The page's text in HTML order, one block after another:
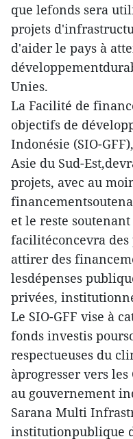
que lefonds sera
projets
d'aider le pays à
Unies.
La Facilité de
objectifs de
Indonésie (SIO-
Asie du Sud-
projets, avec au
et le reste soutenant
facilitéconcevra
attirer des
lesdépenses
privées,
Le SIO-GFF vise à
fonds investis
respectueuses du
àprogresser vers
au gouvernement
Sarana Multi
institutionpublique